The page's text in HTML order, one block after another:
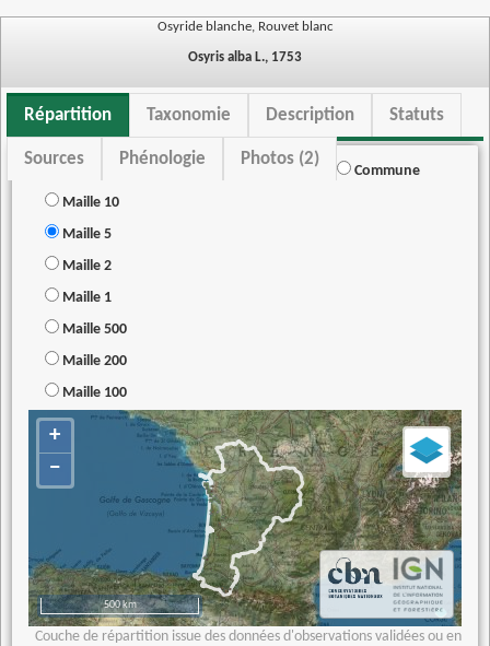
Osyride blanche, Rouvet blanc
Osyris alba L., 1753
Répartition Taxonomie Description Statuts
Sources Phénologie Photos (2)
Commune
Maille 10
Maille 5
Maille 2
Maille 1
Maille 500
Maille 200
Maille 100
+
−
500 km
Couche de répartition issue des données d'observations validées ou en